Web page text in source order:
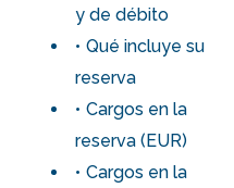
y de débito
Qué incluye su
reserva
Cargos en la
reserva (EUR)
Cargos en la